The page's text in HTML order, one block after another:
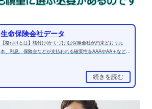
生命保険会社データ
【格付けとは】格付け(かくづけ)は保険会社が約束どおり元
本、利息、保険金などが支払われる確実性をAAAやAA＋などの
続きを読む